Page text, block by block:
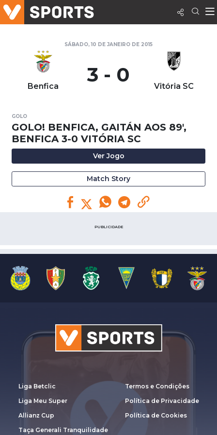
SÁBADO, 10 DE JANEIRO DE 2015
Benfica 3 - 0 Vitória SC
GOLO
GOLO! BENFICA, GAITÁN AOS 89',
BENFICA 3-0 VITÓRIA SC
Ver Jogo
Match Story
PUBLICIDADE
Liga Betclic
Liga Meu Super
Allianz Cup
Taça Generali Tranquilidade
Termos e Condições
Política de Privacidade
Política de Cookies